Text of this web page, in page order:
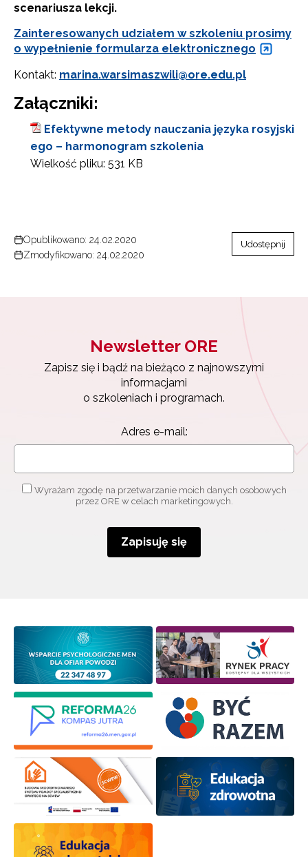
scenariusza lekcji.
Zainteresowanych udziałem w szkoleniu prosimy
o wypełnienie formularza elektronicznego
Kontakt: marina.warsimaszwili@ore.edu.pl
Załączniki:
Efektywne metody nauczania języka rosyjski
ego – harmonogram szkolenia
Wielkość pliku: 531 KB
Opublikowano: 24.02.2020
Zmodyfikowano: 24.02.2020
Udostępnij
Newsletter ORE
Zapisz się i bądź na bieżąco z najnowszymi
informacjami
o szkoleniach i programach.
Adres e-mail:
Wyrażam zgodę na przetwarzanie moich danych osobowych
przez ORE w celach marketingowych.
Zapisuję się